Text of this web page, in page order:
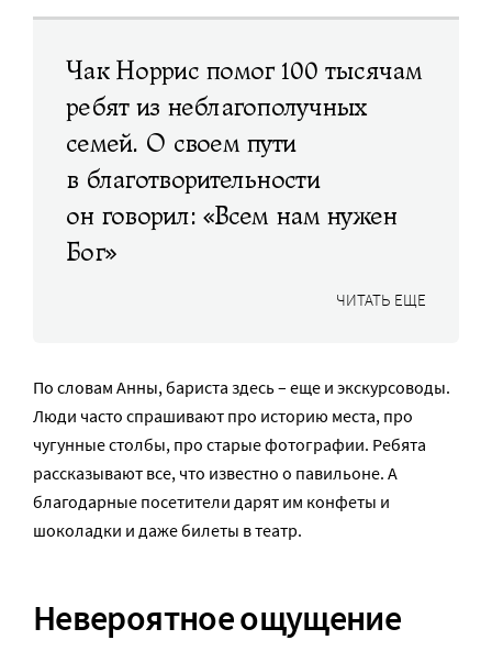
Чак Норрис помог 100 тысячам
ребят из неблагополучных
семей. О своем пути
в благотворительности
он говорил: «Всем нам нужен
Бог»
ЧИТАТЬ ЕЩЕ
По словам Анны, бариста здесь – еще и экскурсоводы.
Люди часто спрашивают про историю места, про
чугунные столбы, про старые фотографии. Ребята
рассказывают все, что известно о павильоне. А
благодарные посетители дарят им конфеты и
шоколадки и даже билеты в театр.
Невероятное ощущение